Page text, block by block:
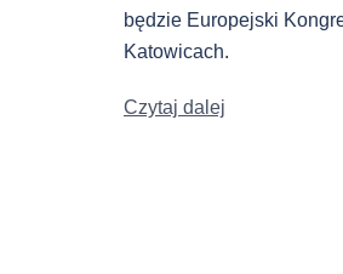
będzie Europejski
Katowicach.
Czytaj dalej